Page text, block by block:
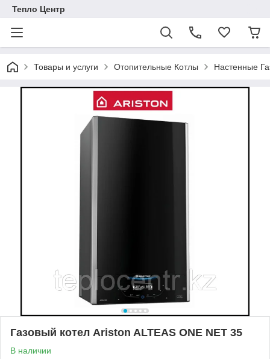
Тепло Центр
Товары и услуги Отопительные Котлы Настенные
Газовый котел Ariston ALTEAS ONE NET 35
В наличии